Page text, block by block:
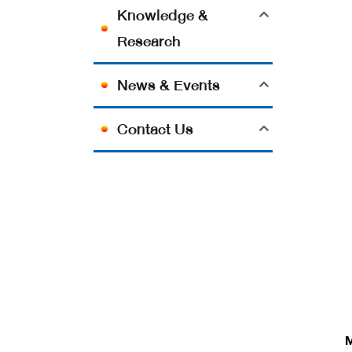
Knowledge &
Research
News & Events
Contact Us